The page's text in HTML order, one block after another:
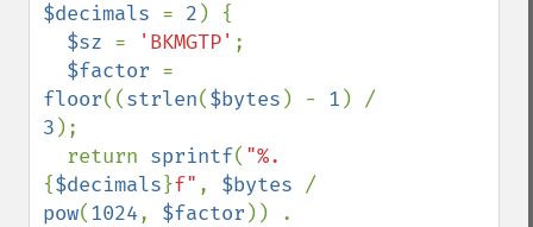
$decimals = 2 ) {
$sz = 'BKMGTP' ;
$factor
floor((strlen($bytes ) - 1
3 );
  return
sprintf( "%.
{$decimals}f" , $bytes
pow(1024, $factor )) .